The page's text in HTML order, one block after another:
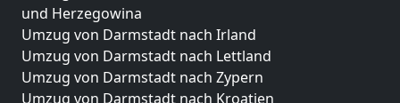
und Herzegowina
Umzug von Darmstadt nach Irland
Umzug von Darmstadt nach Lettland
Umzug von Darmstadt nach Zypern
Umzug von Darmstadt nach Kroatien